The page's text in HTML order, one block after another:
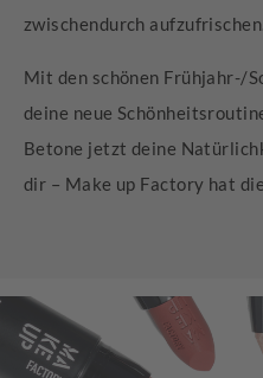
zwischendurch aufzufrischen. ​
Mit den schönen Frühjahr-/
deine neue
Betone jetzt deine
dir – Make up Factory hat